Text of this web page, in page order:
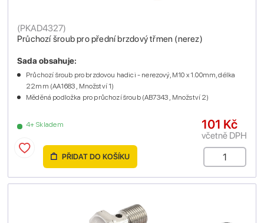
Průchozí šroub pro přední brzdový třmen (nerez)
(PKAD4327)
4+ Skladem
Sada obsahuje:
Průchozí šroub pro brzdovou hadici - nerezový, M10 x 1.00mm, délka
22mm (AA1683 , Množství 1)
Měděná podložka pro průchozí šroub (AB7343 , Množství 2)
101 Kč
včetně DPH
PŘIDAT DO KOŠÍKU